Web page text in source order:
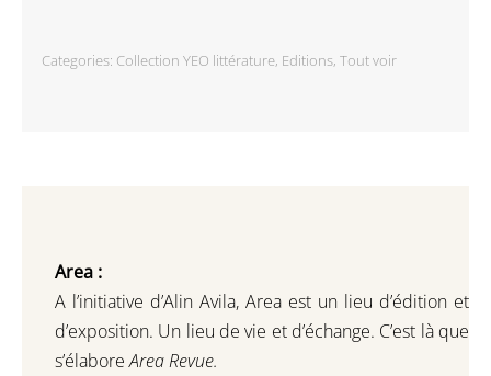
Categories: Collection YEO littérature, Editions, Tout voir
Area :
A l’initiative d’Alin Avila, Area est un lieu d’édition et
d’exposition. Un lieu de vie et d’échange. C’est là que
s’élaboreArea Revue.